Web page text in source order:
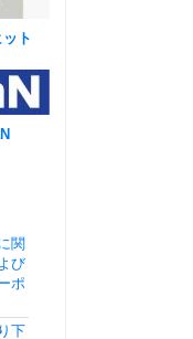
ト
関
び
ポ
下